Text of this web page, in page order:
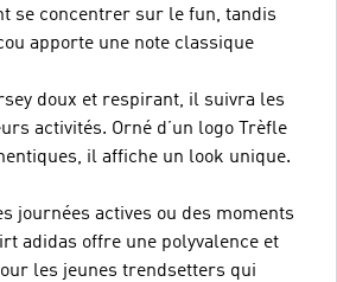
se concentrer sur le fun, tandis
apporte une note classique
doux et respirant, il suivra les
activités. Orné d’un logo Trèfle
il affiche un look unique.
journées actives ou des moments
adidas offre une polyvalence et
les jeunes trendsetters qui